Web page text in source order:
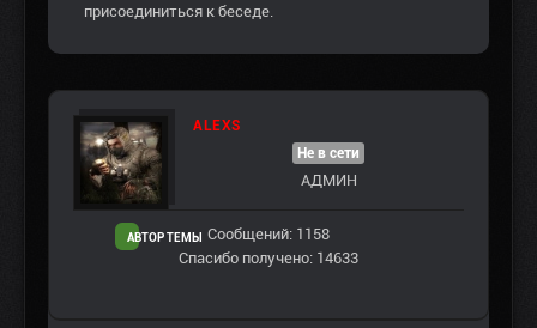
присоединиться к беседе.
ALEXS
АВТОР ТЕМЫ
Не в сети
АДМИН
Сообщений: 1158
Спасибо получено: 14633